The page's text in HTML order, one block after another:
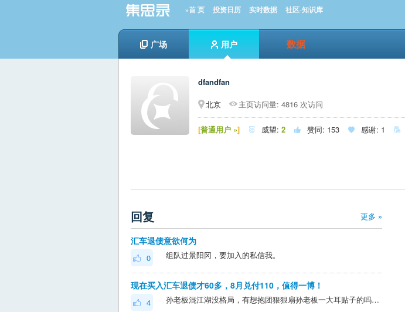
»首 页 投资日历 实时数据 社区-知识库
广场 用户 数据
dfandfan
北京
主页访问量: 4816 次访问
[普通用户 »]  威望: 2  赞同: 153  感谢: 1 
更多 »
回复
汇车退债意欲何为
0 组队过景阳冈，要加入的私信我。
现在买入汇车退债才60多，8月兑付110，值得一博！
4 孙老板混江湖没格局，有想抱团狠狠扇孙老板一大耳贴子的吗？私我